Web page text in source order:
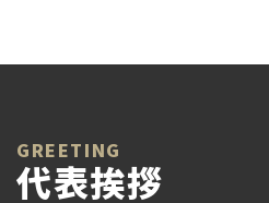
GREETING
代表挨拶